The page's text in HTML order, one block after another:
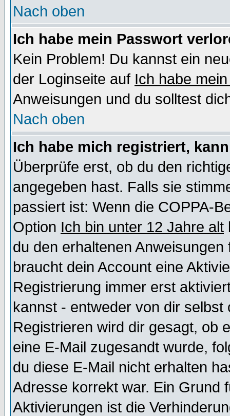
Nach oben
Ich habe mein Passwort
Kein Problem! Du kannst ein
der Loginseite auf Ich habe
Anweisungen und du solltest
Nach oben
Ich habe mich registriert,
Überprüfe erst, ob du den
angegeben hast. Falls sie
passiert ist: Wenn die COPPA-
Option Ich bin unter 12 Jahre alt
du den erhaltenen
braucht dein Account eine
Registrierung immer erst
kannst - entweder von dir selbst
Registrieren wird dir gesagt, ob
eine E-Mail zugesandt wurde,
du diese E-Mail nicht erhalten
Adresse korrekt war. Ein Grund
Aktivierungen ist die